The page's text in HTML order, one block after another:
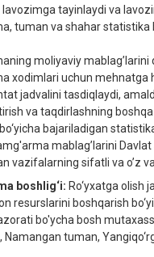
tayinlaydi va
tuman va shahar statistika
moliyaviy
xodimlari uchun mеhnatga
jadvalini tasdiqlaydi,
va taqdirlashning
bajariladigan
mablag’larini
vazifalarning sifatli va o’z
boshlig‘i: Ro‘yxatga olish
resurslarini boshqarish
bo'ycha bosh
Namangan tuman,